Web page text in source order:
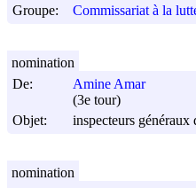
Groupe:
Commissariat à la
De:
Amine Amar
(3e tour)
Objet:
inspecteurs généraux
nomination
nomination